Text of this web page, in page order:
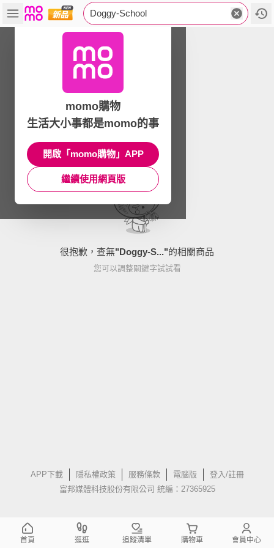
Doggy-School
很抱歉，查無"Doggy-S..."的相關商品
您可以調整關鍵字試試看
APP下載 隱私權政策 服務條款 電腦版
登入/註冊
富邦媒體科技股份有限公司 統編：27365925
momo購物
生活大小事都是momo的事
開啟「momo購物」APP
繼續使用網頁版
首頁 逛逛 追蹤清單 購物車 會員中心